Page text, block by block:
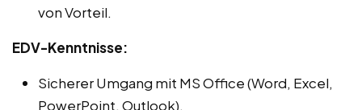
von Vorteil.
EDV-Kenntnisse:
Sicherer Umgang mit MS Office (Word, Excel,
PowerPoint, Outlook).